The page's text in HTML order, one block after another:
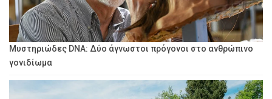
Μυστηριώδες DNA: Δύο άγνωστοι πρόγονοι στο ανθρώπινο
γονιδίωμα